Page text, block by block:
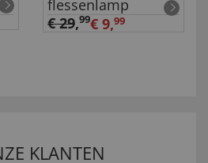
flessenlamp
€ 29,99€ 9,99
KLANTEN